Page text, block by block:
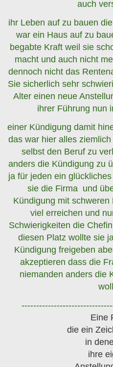
auch
ihr Leben auf zu bauen
war ein Haus auf zu
begabte Kraft weil sie
macht und auch nicht
dennoch nicht das
Sie sicherlich sehr
Alter einen neue
ihrer Führung nun
einer Kündigung damit
das war hier alles
selbst den Beruf zu
anders die Kündigung zu
ja für jeden ein
sie die Firma und
Kündigung mit
viel erreichen und
Schwierigkeiten die
diesen Platz wollte sie
Kündigung freigeben
akzeptieren dass die
niemanden anders die
Eine
die ein
in
ihre